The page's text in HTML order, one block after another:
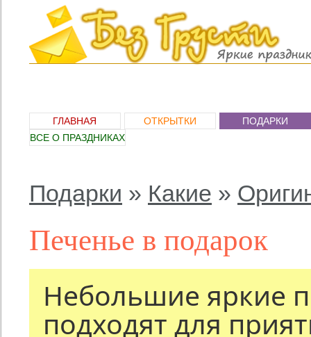
ГЛАВНАЯ ОТКРЫТКИ
ПОДАРКИ
ВСЕ О ПРАЗДНИКАХ
Подарки » Какие »
Печенье в подарок
Небольшие яркие
подходят для